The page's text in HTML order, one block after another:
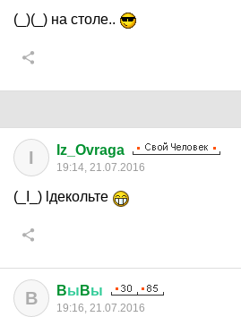
(_)(_) на столе..
I Iz_Ovraga
19:14, 21.07.2016
(_I_) lдекольте
B Bы Bы
19:16, 21.07.2016